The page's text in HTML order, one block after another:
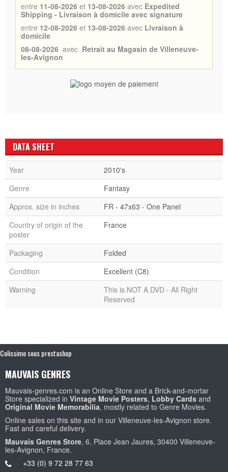
entre 11-08-2026 et 13-08-2026 avec Expedited
Shipping - Livraison à domicile avec signature
entre 12-08-2026 et 13-08-2026 avec Livraison à
domicile
08-08-2026 avec Retrait au Magasin de Villeneuve-
les-Avignon
DATA SHEET
Year
2010's
Genre
Fantasy
Approx. size in inches
FR - 47x63 - One Panel
Country of origin of the
poster
France
Packaging
Folded
Condition
Excellent (C8)
Warning
This is NOT A DVD - All Right
Reserved
Colissimo sous prestashop
MAUVAIS GENRES
Mauvais-genres.com is an Online Store and a Brick-and-mortar
Store specialized in Vintage Movie Posters, Lobby Cards and
Original Movie Memorabilia, mostly related to Genre Movies.
Online sales on this site and in our Villeneuve-les-Avignon store.
Fast and careful delivery.
Mauvais Genres Store, 6, Place Jean Jaures, 30400 Villeneuve-
les-Avignon, France.
+33 (0) 9 72 28 77 63